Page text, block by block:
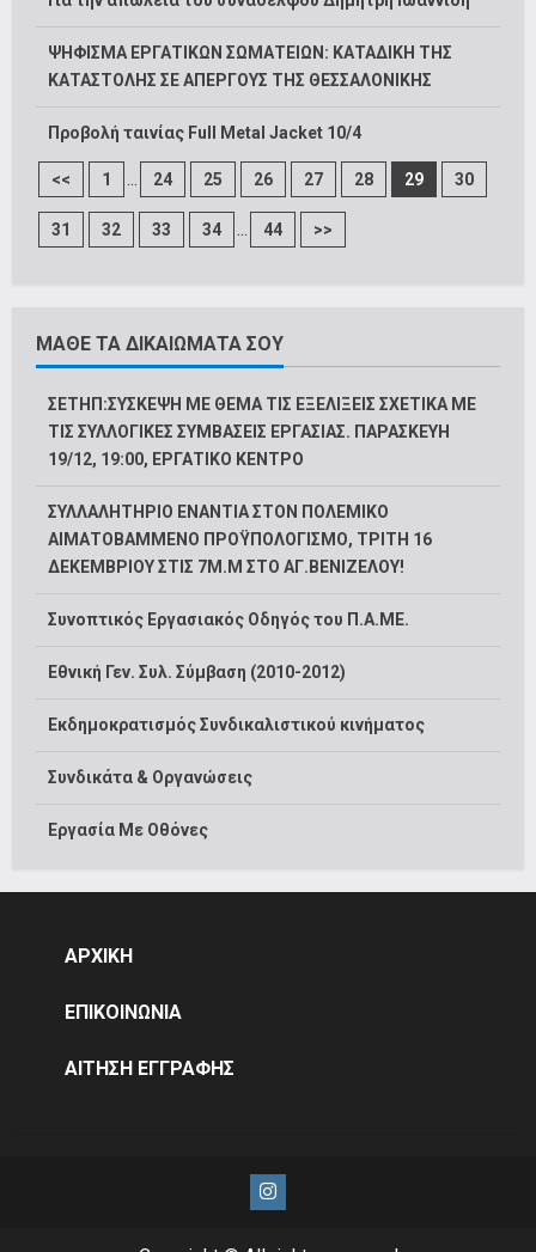
ΨΗΦΙΣΜΑ ΕΡΓΑΤΙΚΩΝ ΣΩΜΑΤΕΙΩΝ: ΚΑΤΑΔΙΚΗ ΤΗΣ
ΚΑΤΑΣΤΟΛΗΣ ΣΕ ΑΠΕΡΓΟΥΣ ΤΗΣ ΘΕΣΣΑΛΟΝΙΚΗΣ
Προβολή ταινίας Full Metal Jacket 10/4
<< 1 ... 24 25 26 27 28 29 30
31 32 33 34 ... 44 >>
ΜΑΘΕ ΤΑ ΔΙΚΑΙΩΜΑΤΑ ΣΟΥ
ΣΕΤΗΠ:ΣΥΣΚΕΨΗ ΜΕ ΘΕΜΑ ΤΙΣ ΕΞΕΛΙΞΕΙΣ ΣΧΕΤΙΚΑ ΜΕ
ΤΙΣ ΣΥΛΛΟΓΙΚΕΣ ΣΥΜΒΑΣΕΙΣ ΕΡΓΑΣΙΑΣ. ΠΑΡΑΣΚΕΥΗ
19/12, 19:00, ΕΡΓΑΤΙΚΟ ΚΕΝΤΡΟ
ΣΥΛΛΑΛΗΤΗΡΙΟ ΕΝΑΝΤΙΑ ΣΤΟΝ ΠΟΛΕΜΙΚΟ
ΑΙΜΑΤΟΒΑΜΜΕΝΟ ΠΡΟΫΠΟΛΟΓΙΣΜΟ, ΤΡΙΤΗ 16
ΔΕΚΕΜΒΡΙΟΥ ΣΤΙΣ 7Μ.Μ ΣΤΟ ΑΓ.ΒΕΝΙΖΕΛΟΥ!
Συνοπτικός Εργασιακός Οδηγός του Π.Α.ΜΕ.
Εθνική Γεν. Συλ. Σύμβαση (2010-2012)
Εκδημοκρατισμός Συνδικαλιστικού κινήματος
Συνδικάτα & Οργανώσεις
Εργασία Με Οθόνες
ΑΡΧΙΚΗ
ΕΠΙΚΟΙΝΩΝΙΑ
ΑΙΤΗΣΗ ΕΓΓΡΑΦΗΣ
Instagram